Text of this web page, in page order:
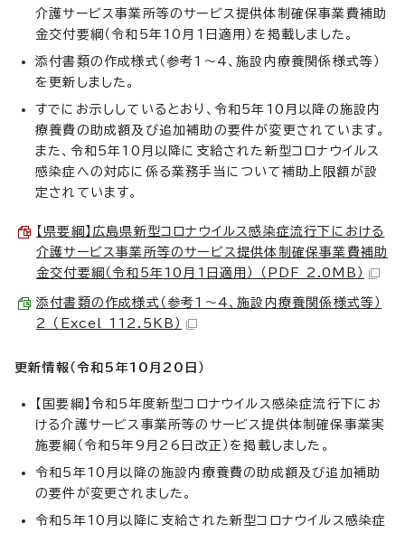
介護サービス事業所等のサービス提供体制確保事業費補助
金交付要綱（令和5年10月1日適用）を掲載しました。
添付書類の作成様式（参考1～4、施設内療養関係様式等）
を更新しました。
すでにお示ししているとおり、令和5年10月以降の施設内
療養費の助成額及び追加補助の要件が変更されています。
また、令和5年10月以降に支給された新型コロナウイルス
感染症への対応に係る業務手当について補助上限額が設
定されています。
【県要綱】広島県新型コロナウイルス感染症流行下における
介護サービス事業所等のサービス提供体制確保事業費補助
金交付要綱（令和5年10月1日適用） （PDF 2.0MB）
添付書類の作成様式（参考1～4、施設内療養関係様式等）
2 （Excel 112.5KB）
更新情報（令和5年10月20 日）
【国要綱】令和5年度新型コロナウイルス感染症流行下にお
ける介護サービス事業所等のサービス提供体制確保事業実
施要綱（令和5年9月26日改正）を掲載しました。
令和5年10月以降の施設内療養費の助成額及び追加補助
の要件が変更されました。
令和5年10月以降に支給された新型コロナウイルス感染症